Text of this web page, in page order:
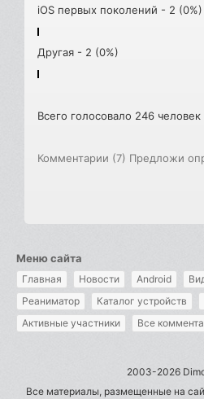
iOS первых поколений - 2 (0%)
Другая - 2 (0%)
Всего голосовало 246 человек
Комментарии (7) Предложи
Меню сайта
Главная Новости Android
Реаниматор
Каталог устройств
Активные участники
Все
2003-2026
Все материалы, размещенные на